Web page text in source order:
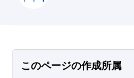
このページの作成所属